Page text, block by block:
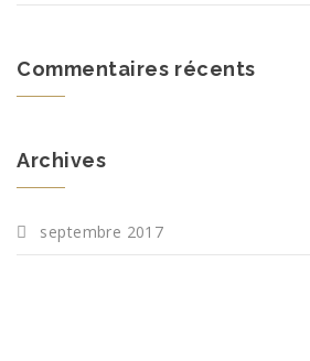
Commentaires récents
Archives
septembre 2017